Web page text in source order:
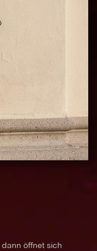
öffnet sich